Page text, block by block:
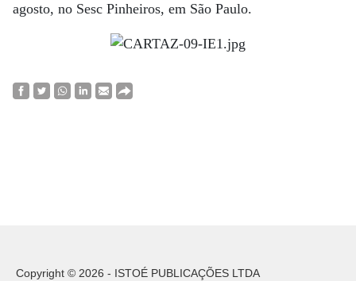
agosto, no Sesc Pinheiros, em São Paulo.
Copyright © 2026 - ISTOÉ PUBLICAÇÕES LTDA